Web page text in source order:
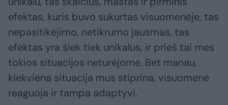
efektas, kuris buvo sukurtas visuomenėje, tas
nepasitikėjimo, netikrumo jausmas, tas
efektas yra šiek tiek unikalus, ir prieš tai mes
tokios situacijos neturėjome. Bet manau,
kiekviena situacija mus stiprina, visuomenė
reaguoja ir tampa adaptyvi.